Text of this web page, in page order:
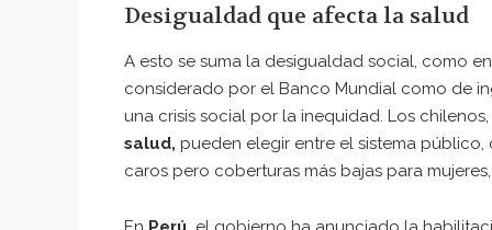
Desigualdad que afecta la salud
A esto se suma la desigualdad social, como en
considerado por el Banco Mundial como de
una crisis social por la inequidad. Los
salud, pueden elegir entre el sistema
caros pero coberturas más bajas para